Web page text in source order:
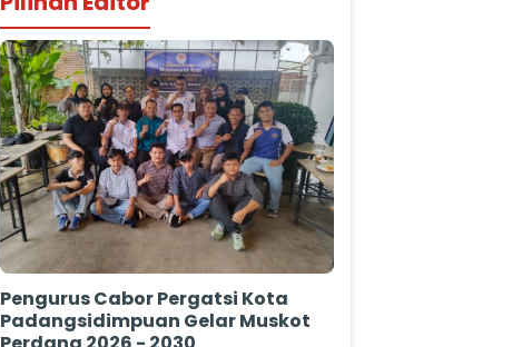
Pengurus Cabor Pergatsi Kota
Padangsidimpuan Gelar Muskot